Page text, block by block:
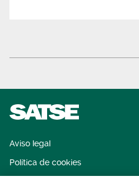
Aviso legal
Política de cookies